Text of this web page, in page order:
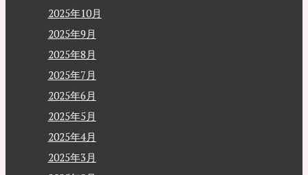
2025年10月
2025年9月
2025年8月
2025年7月
2025年6月
2025年5月
2025年4月
2025年3月